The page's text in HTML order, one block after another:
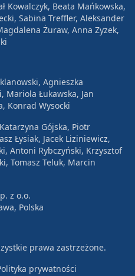
Kowalczyk, Beata Mańkowska,
Sabina Treffler, Aleksander
Żuraw, Anna Zyzek,
Agnieszka
Mariola Łukawska, Jan
Konrad Wysocki
Gójska, Piotr
Łysiak, Jacek Liziniewicz,
Antoni Rybczyński, Krzysztof
Tomasz Teluk, Marcin
z o.o.
Polska
prawa zastrzeżone.
prywatności